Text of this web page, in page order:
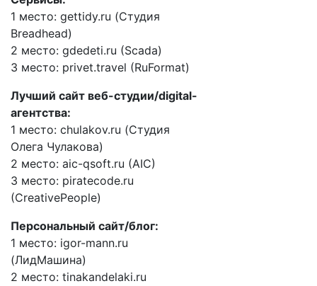
1 место: gettidy.ru (Студия
Breadhead)
2 место: gdedeti.ru (Scada)
3 место: privet.travel (RuFormat)
Лучший сайт веб-студии/digital-
агентства:
1 место: chulakov.ru (Студия
Олега Чулакова)
2 место: aic-qsoft.ru (AIC)
3 место: piratecode.ru
(CreativePeople)
Персональный сайт/блог:
1 место: igor-mann.ru
(ЛидМашина)
2 место: tinakandelaki.ru